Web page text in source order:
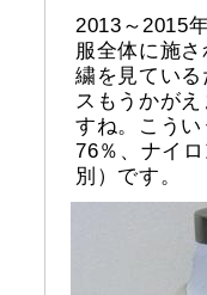
2013～2015
服全体に施
繍を見てい
スもうかが
すね。こう
76％、ナイ
別）です。